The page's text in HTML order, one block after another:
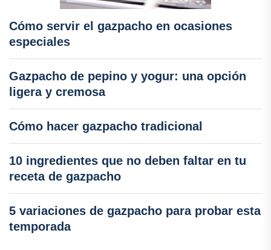
Cómo servir el gazpacho en ocasiones
especiales
Gazpacho de pepino y yogur: una opción
ligera y cremosa
Cómo hacer gazpacho tradicional
10 ingredientes que no deben faltar en tu
receta de gazpacho
5 variaciones de gazpacho para probar esta
temporada